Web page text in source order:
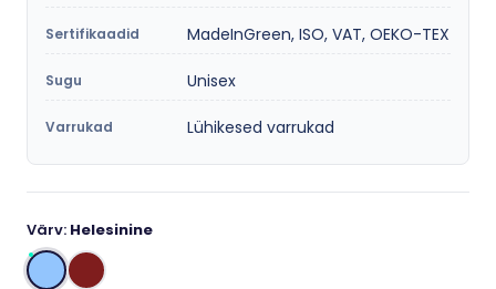
Sertifikaadid MadeInGreen, ISO, VAT, OEKO-TEX
Sugu Unisex
Varrukad Lühikesed varrukad
Värv: Helesinine